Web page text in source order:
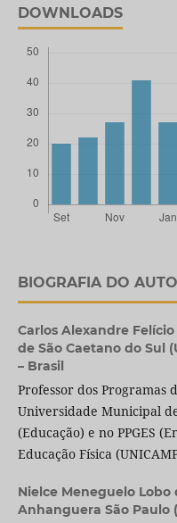
DOWNLOADS
BIOGRAFIA DO
Carlos Alexandre
de São Caetano do Sul
– Brasil
Professor dos Programas
Universidade Municipal de
(Educação) e no PPGES
Educação Física
Nielce Meneguelo Lobo
Anhanguera São Paulo